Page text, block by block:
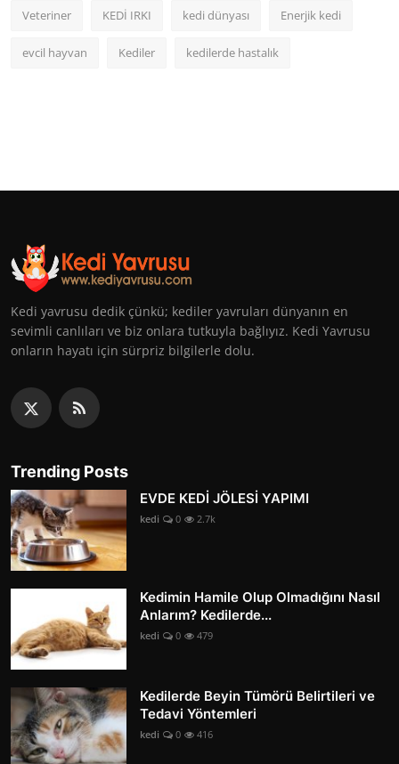
Veteriner KEDİ IRKI kedi dünyası Enerjik kedi
evcil hayvan Kediler kedilerde hastalık
Kedi yavrusu dedik çünkü; kediler yavruları dünyanın en
sevimli canlıları ve biz onlara tutkuyla bağlıyız. Kedi Yavrusu
onların hayatı için sürpriz bilgilerle dolu.
Trending Posts
EVDE KEDİ JÖLESİ YAPIMI
kedi 0 2.7k
Kedimin Hamile Olup Olmadığını Nasıl
Anlarım? Kedilerde...
kedi 0 479
Kedilerde Beyin Tümörü Belirtileri ve
Tedavi Yöntemleri
kedi 0 416